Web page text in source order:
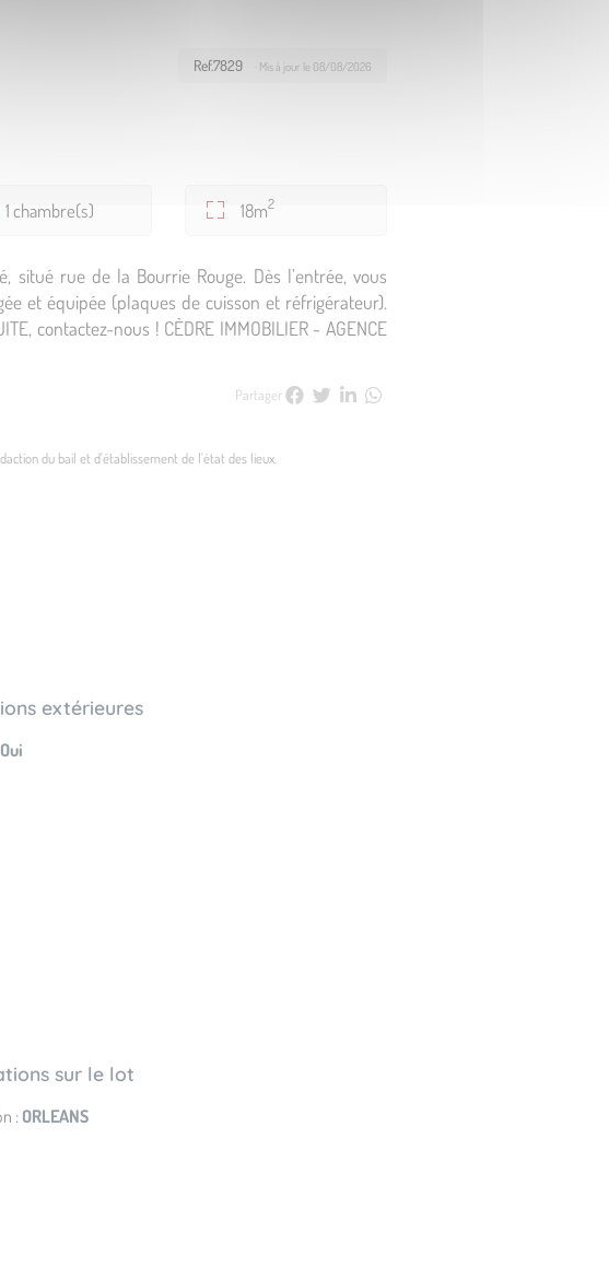
Ref.7829 · Mis à jour le 08/08/2026
1 chambre(s) 18m2
rue de la Bourrie Rouge. Dès l’entrée, vous
et équipée (plaques de cuisson et réfrigérateur).
contactez-nous ! CÈDRE IMMOBILIER - AGENCE
Partager
du bail et d'établissement de l'état des lieux.
extérieures
Oui
sur le lot
: ORLEANS